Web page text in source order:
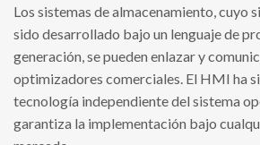
Los sistemas de almacenamiento, cuyo
sido desarrollado bajo un lenguaje de
generación, se pueden enlazar y
optimizadores comerciales. El HMI ha
tecnología independiente del sistema
garantiza la implementación bajo